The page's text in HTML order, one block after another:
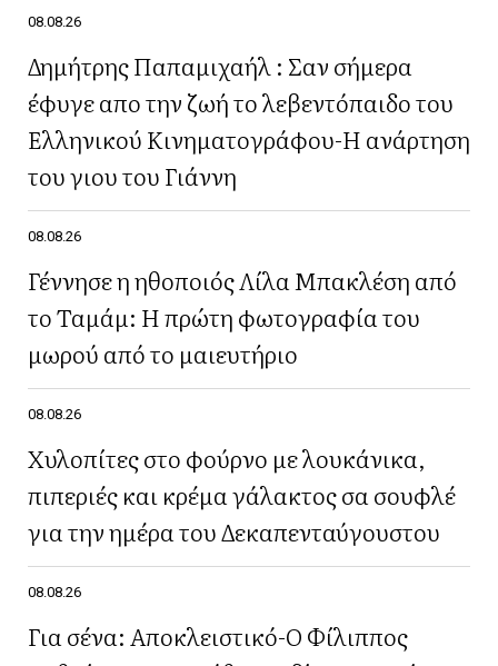
08.08.26
Δημήτρης Παπαμιχαήλ : Σαν σήμερα
έφυγε απο την ζωή το λεβεντόπαιδο του
Ελληνικού Κινηματογράφου-Η ανάρτηση
του γιου του Γιάννη
08.08.26
Γέννησε η ηθοποιός Λίλα Μπακλέση από
το Ταμάμ: Η πρώτη φωτογραφία του
μωρού από το μαιευτήριο
08.08.26
Χυλοπίτες στο φούρνο με λουκάνικα,
πιπεριές και κρέμα γάλακτος σα σουφλέ
για την ημέρα του Δεκαπενταύγουστου
08.08.26
Για σένα: Αποκλειστικό-Ο Φίλιππος